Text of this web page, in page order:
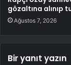
gözaltına alınıp
Ağustos 7, 2026
Bir yanıt yazın